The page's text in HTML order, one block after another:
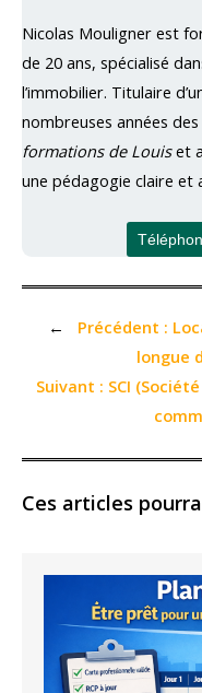
Nicolas Mouligner est
de 20 ans, spécialisé
l’immobilier. Titulaire
nombreuses années
formations de Louiset
une pédagogie claire et
← Précédent :
longue
Suivant : SCI
Ces articles